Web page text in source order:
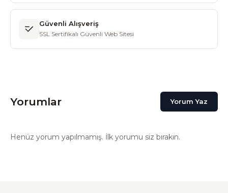
Güvenli Alışveriş
SSL Sertifikalı Güvenli Web Sitesi
Yorumlar Yorum Yaz
Henüz yorum yapılmamış. İlk yorumu siz bırakın.